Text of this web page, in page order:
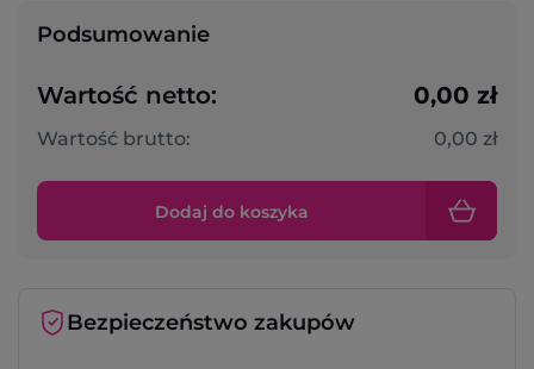
Podsumowanie
Wartość netto: 0,00 zł
Wartość brutto: 0,00 zł
Dodaj do koszyka
Bezpieczeństwo zakupów